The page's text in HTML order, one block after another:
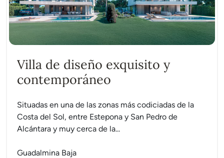
Villa de diseño exquisito y
contemporáneo
Situadas en una de las zonas más codiciadas de la
Costa del Sol, entre Estepona y San Pedro de
Alcántara y muy cerca de la...
Guadalmina Baja